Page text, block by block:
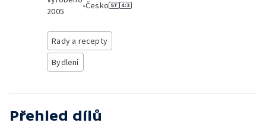
2005
•Česko
Rady a recepty
Bydlení
Přehled dílů